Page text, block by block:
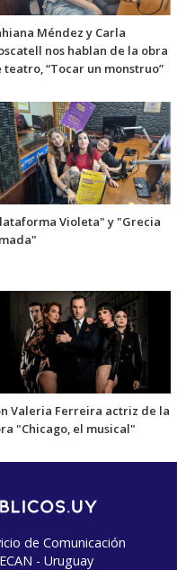
Méndez y Carla
nos hablan de la obra
teatro, “Tocar un monstruo”
Violeta" y "Grecia
Valeria Ferreira actriz de la
"Chicago, el musical"
de Comunicación
- Uruguay